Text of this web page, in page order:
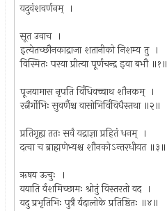
यदुवंशवर्णनम् ।
सूत उवाच ।
इत्येतच्छौनकाद्राजा शतानीको निशम्य तु ।
विस्मितः परया प्रीत्या पूर्णचन्द्र इवा बभौ ॥१॥
पूजयामास नृपति र्विधिवच्चाथ शौनकम् ।
रत्नैर्गोभिः सुवर्णैश्च वासोभिर्विविधैस्तथा ॥२॥
प्रतिगृह्य ततः सर्वं यद्राज्ञा प्रहितं धनम् ।
दत्वा च ब्राह्मणेभ्यश्च शौनकोऽन्तरधीयत ॥३॥
ऋषय ऊचुः ।
ययाति र्वशमिच्छामः श्रोतुं विस्तरतो वद ।
यदु प्रभृतिभिः पुत्रै र्यदालोके प्रतिष्ठितः ॥४॥